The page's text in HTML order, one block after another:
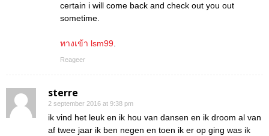
certain i will come back and check out you out
sometime.
ทางเข้า lsm99.
Reageer
sterre
2 september 2016 at 9:38 pm
ik vind het leuk en ik hou van dansen en ik droom al van
af twee jaar ik ben negen en toen ik er op ging was ik